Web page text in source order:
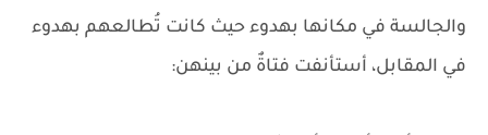
والجالسة في مكانها بهدوء حيث كانت تُطالعهم بهدوء
في المقابل، أستأنفت فتاةٌ من بينهن: